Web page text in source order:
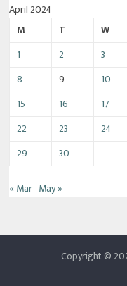
April 2024
M
T W
1
2 3
8
9 10
15
16 17
22
23 24
29
30
« Mar May »
Copyright ©